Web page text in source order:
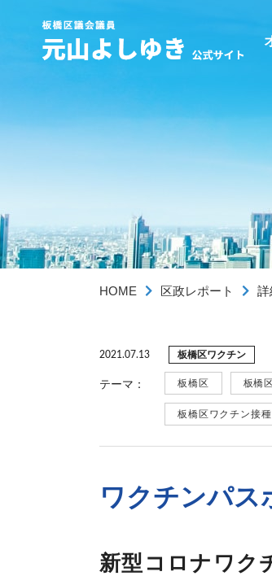
HOME 区政レポート 詳
2021.07.13 板橋区ワクチン
テーマ： 板橋区 板橋
板橋区ワクチン接種
ワクチンパス
新型コロナワク